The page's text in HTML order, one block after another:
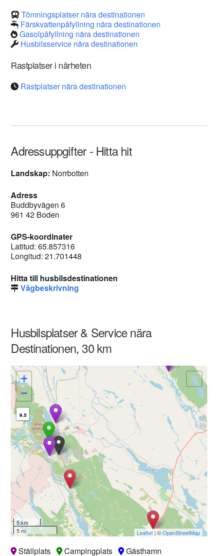
Tömningsplatser nära destinationen
Färskvattenpåfyllning nära destinationen
Gasolpåfyllning nära destinationen
Husbilsservice nära destinationen
Rastplatser i närheten
Rastplatser nära destinationen
Adressuppgifter - Hitta hit
Landskap: Norrbotten
Adress
Buddbyvägen 6
961 42 Boden
GPS-koordinater
Latitud: 65.857316
Longitud: 21.701448
Hitta till husbilsdestinationen
Vägbeskrivning
Husbilsplatser & Service nära
Destinationen, 30 km
+
−
9.5
5 km
5 mi
Leaflet| ©OpenStreetMap
Ställplats Campingplats
Gästhamn